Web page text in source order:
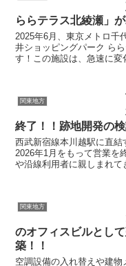
ららテラス北綾瀬」
2025年6月、東京メトロ千
井ショッピングパーク ら
す！この施設は、急速に
関東地方
終了！！跡地開発の
西武新宿線本川越駅に直結
2026年1月をもって営業を
や沿線利用者に親しまれ
関東地方
のオフィスビルとし
築！！
空調設備の入れ替えや建